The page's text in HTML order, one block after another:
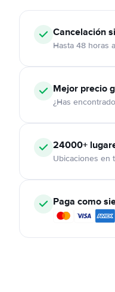
Cancelación
Hasta 48 horas
Mejor precio
¿Has
24000+
Ubicaciones en
Paga como